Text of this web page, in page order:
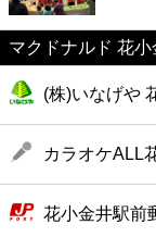
ショッピング
銀行
公共
病院
マクドナルド 花
(株)いなげや
カラオケALL
花小金井駅前